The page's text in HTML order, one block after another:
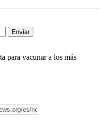
para vacunar a los más